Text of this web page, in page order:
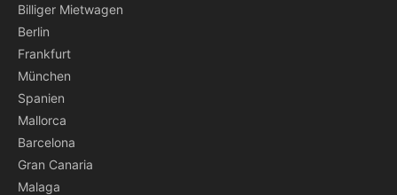
Billiger Mietwagen
Berlin
Frankfurt
München
Spanien
Mallorca
Barcelona
Gran Canaria
Malaga